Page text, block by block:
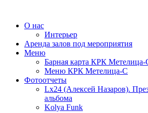
О нас
Интерьер
Аренда залов под мероприятия
Меню
Барная карта КРК Метелица-
Меню КРК Метелица-С
Фотоотчеты
Lx24 (Алексей Назаров).
альбома
Kolya Funk